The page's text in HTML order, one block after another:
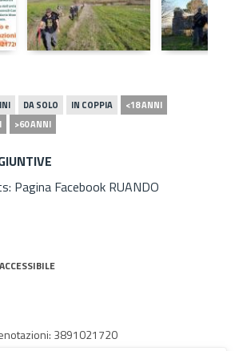
DA SOLO IN COPPIA
<18 ANNI
>60 ANNI
Pagina Facebook RUANDO
3891021720